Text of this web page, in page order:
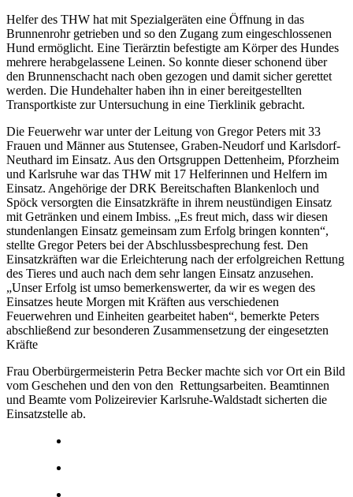
Helfer des THW hat mit Spezialgeräten eine Öffnung in das
Brunnenrohr getrieben und so den Zugang zum eingeschlossenen
Hund ermöglicht. Eine Tierärztin befestigte am Körper des Hundes
mehrere herabgelassene Leinen. So konnte dieser schonend über
den Brunnenschacht nach oben gezogen und damit sicher gerettet
werden. Die Hundehalter haben ihn in einer bereitgestellten
Transportkiste zur Untersuchung in eine Tierklinik gebracht.
Die Feuerwehr war unter der Leitung von Gregor Peters mit 33
Frauen und Männer aus Stutensee, Graben-Neudorf und Karlsdorf-
Neuthard im Einsatz. Aus den Ortsgruppen Dettenheim, Pforzheim
und Karlsruhe war das THW mit 17 Helferinnen und Helfern im
Einsatz. Angehörige der DRK Bereitschaften Blankenloch und
Spöck versorgten die Einsatzkräfte in ihrem neustündigen Einsatz
mit Getränken und einem Imbiss. „Es freut mich, dass wir diesen
stundenlangen Einsatz gemeinsam zum Erfolg bringen konnten“,
stellte Gregor Peters bei der Abschlussbesprechung fest. Den
Einsatzkräften war die Erleichterung nach der erfolgreichen Rettung
des Tieres und auch nach dem sehr langen Einsatz anzusehen.
„Unser Erfolg ist umso bemerkenswerter, da wir es wegen des
Einsatzes heute Morgen mit Kräften aus verschiedenen
Feuerwehren und Einheiten gearbeitet haben“, bemerkte Peters
abschließend zur besonderen Zusammensetzung der eingesetzten
Kräfte
Frau Oberbürgermeisterin Petra Becker machte sich vor Ort ein Bild
vom Geschehen und den von den Rettungsarbeiten. Beamtinnen
und Beamte vom Polizeirevier Karlsruhe-Waldstadt sicherten die
Einsatzstelle ab.